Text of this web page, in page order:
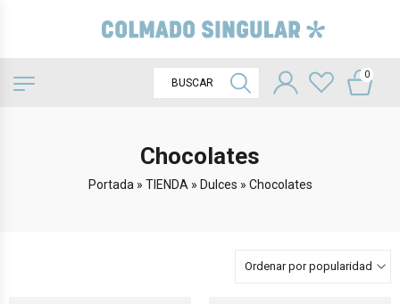
0
Chocolates
Portada » TIENDA » Dulces » Chocolates
Ordenar por popularidad